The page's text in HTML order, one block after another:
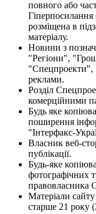
повного або
розміщена в
матеріалу.
Новини з
"Регіони",
"Спецпроекти",
реклами.
Розділ
комерційними
Будь яке
поширення
"Інтерфакс-
Власник веб-
публікації.
Будь-яке
фотографічних
правовласника
Матеріали
старше 21 року